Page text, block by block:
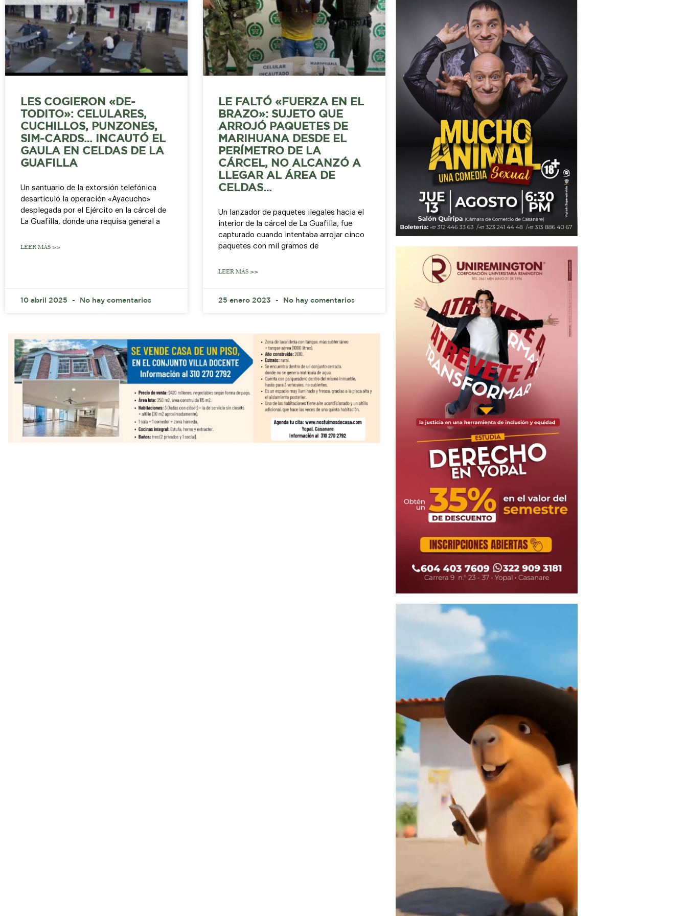
LES COGIERON «DE-
TODITO»: CELULARES,
CUCHILLOS, PUNZONES,
SIM-CARDS… INCAUTÓ EL
GAULA EN CELDAS DE LA
GUAFILLA
Un santuario de la extorsión telefónica
desarticuló la operación «Ayacucho»
desplegada por el Ejército en la cárcel de
La Guafilla, donde una requisa general a
LEER MÁS >>
10 abril 2025 No hay comentarios
LE FALTÓ «FUERZA EN EL
BRAZO»: SUJETO QUE
ARROJÓ PAQUETES DE
MARIHUANA DESDE EL
PERÍMETRO DE LA
CÁRCEL, NO ALCANZÓ A
LLEGAR AL ÁREA DE
CELDAS…
Un lanzador de paquetes ilegales hacia el
interior de la cárcel de La Guafilla, fue
capturado cuando intentaba arrojar cinco
paquetes con mil gramos de
LEER MÁS >>
25 enero 2023 No hay comentarios